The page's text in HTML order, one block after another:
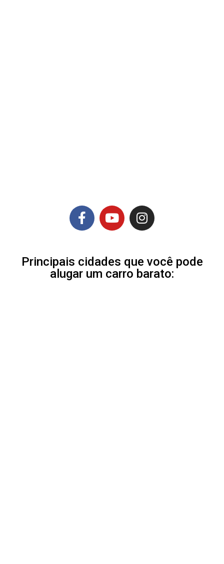
Principais cidades que você pode
alugar um carro barato: